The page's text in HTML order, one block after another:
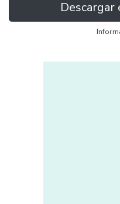
Descargar